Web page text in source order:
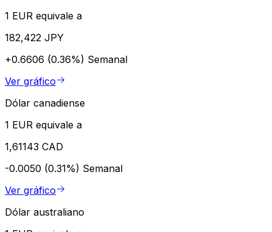
1 EUR equivale a
182,422 JPY
+0.6606 (0.36%) Semanal
Ver gráfico
Dólar canadiense
1 EUR equivale a
1,61143 CAD
-0.0050 (0.31%) Semanal
Ver gráfico
Dólar australiano